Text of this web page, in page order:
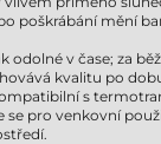
poškrábání mění
odolné v čase; za
kvalitu po
s
se pro venkovní